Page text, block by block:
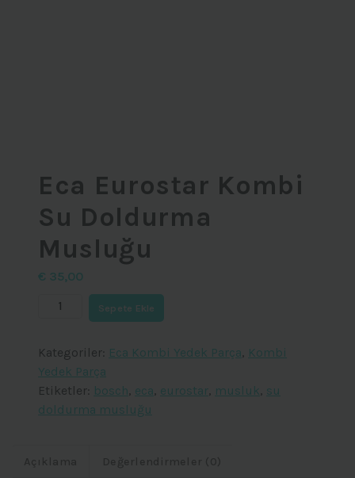
Eca Eurostar Kombi
Su Doldurma
Musluğu
€ 35,00
Su
Doldurma
Musluğu
adet
Sepete Ekle
Kategoriler: Eca Kombi Yedek Parça, Kombi
Yedek Parça
Etiketler: bosch, eca, eurostar, musluk, su
doldurma musluğu